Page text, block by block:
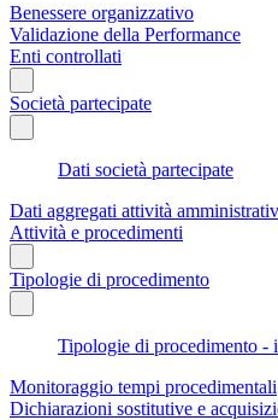
Benessere organizzativo
Validazione della Performance
Enti controllati
Società partecipate
Dati società partecipate
Dati aggregati attività
Attività e procedimenti
Tipologie di procedimento
Tipologie di procedimento -
Monitoraggio tempi procedimentali
Dichiarazioni sostitutive e